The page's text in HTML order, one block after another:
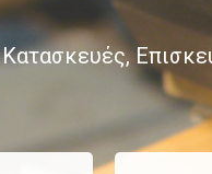
Κατασκευές,